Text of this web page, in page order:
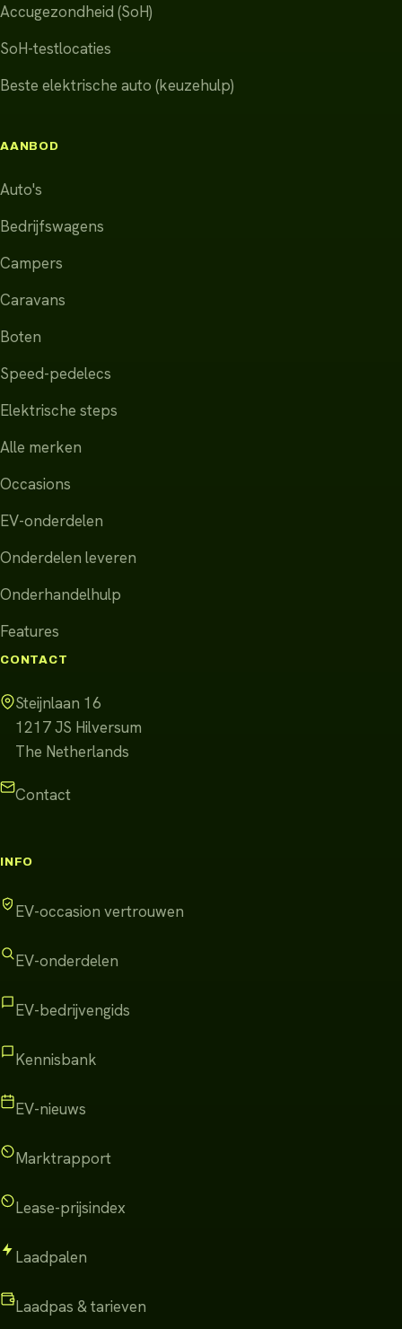
Accugezondheid (SoH)
SoH-testlocaties
Beste elektrische auto (keuzehulp)
AANBOD
Auto's
Bedrijfswagens
Campers
Caravans
Boten
Speed-pedelecs
Elektrische steps
Alle merken
Occasions
EV-onderdelen
Onderdelen leveren
Onderhandelhulp
Features
CONTACT
Steijnlaan 16
1217 JS Hilversum
The Netherlands
Contact
INFO
EV-occasion vertrouwen
EV-onderdelen
EV-bedrijvengids
Kennisbank
EV-nieuws
Marktrapport
Lease-prijsindex
Laadpalen
Laadpas & tarieven